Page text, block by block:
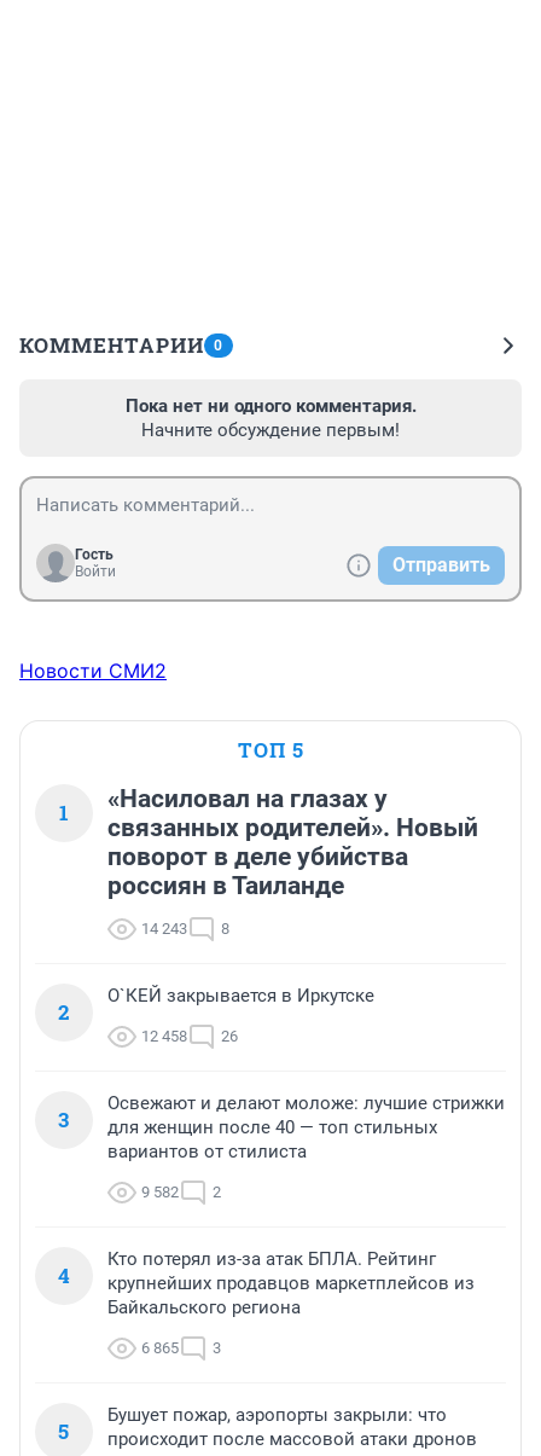
КОММЕНТАРИИ 0
Пока нет ни одного комментария.
Начните обсуждение первым!
Гость
Войти
Отправить
Новости СМИ2
ТОП 5
1
«Насиловал на глазах у
связанных родителей». Новый
поворот в деле убийства
россиян в Таиланде
14 243 8
2
О`КЕЙ закрывается в Иркутске
12 458 26
3
Освежают и делают моложе: лучшие стрижки
для женщин после 40 — топ стильных
вариантов от стилиста
9 582 2
4
Кто потерял из-за атак БПЛА. Рейтинг
крупнейших продавцов маркетплейсов из
Байкальского региона
6 865 3
5
Бушует пожар, аэропорты закрыли: что
происходит после массовой атаки дронов